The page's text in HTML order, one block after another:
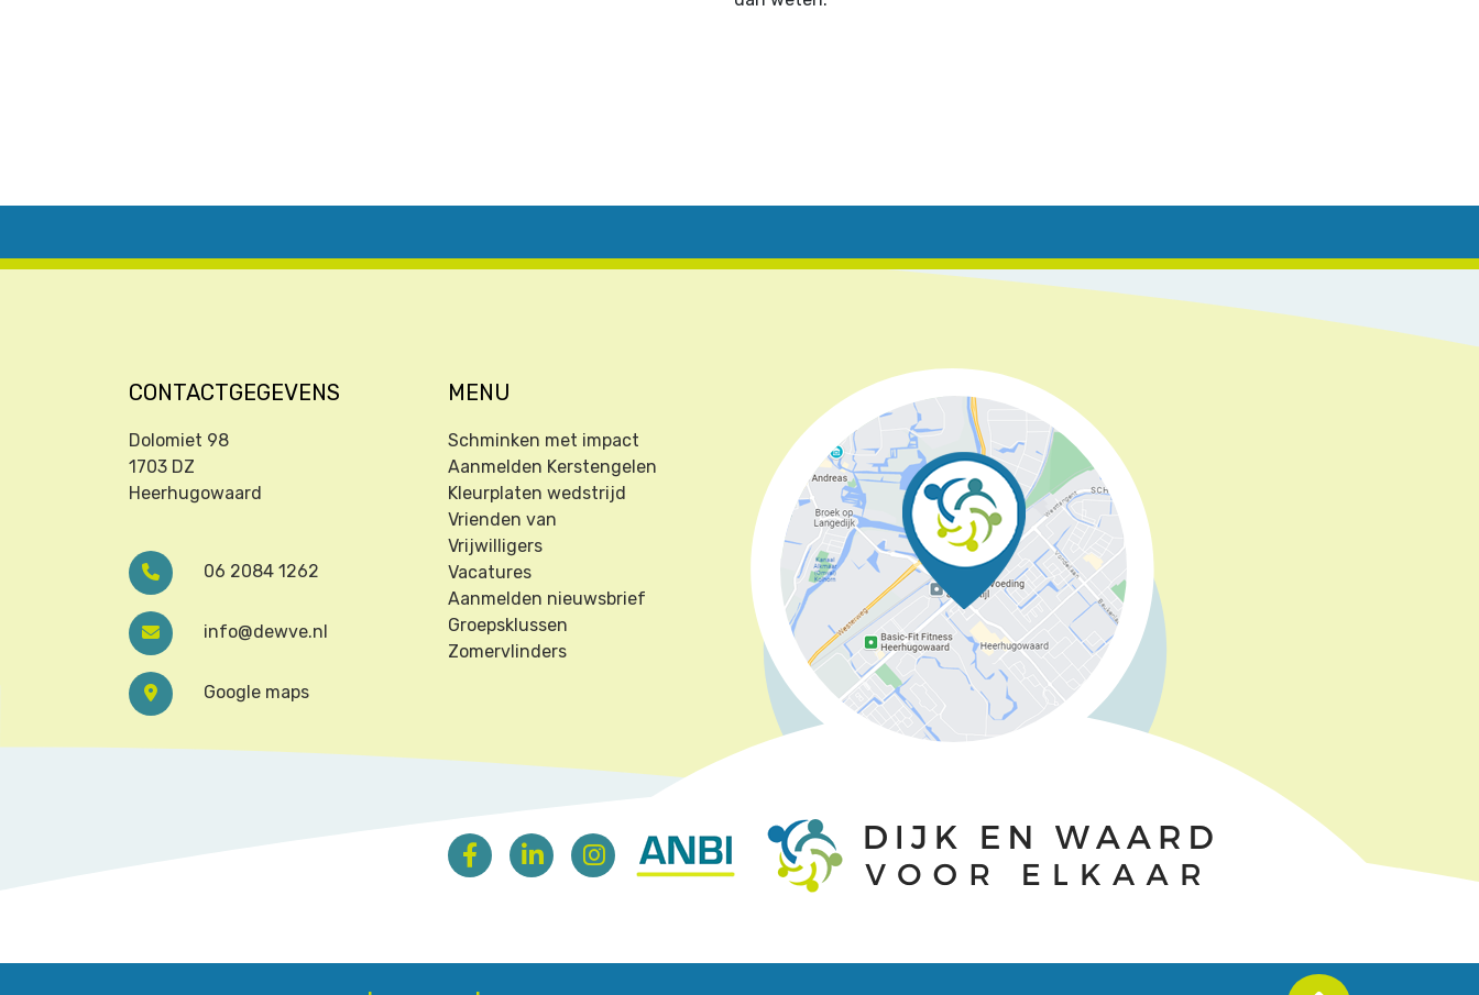
CONTACTGEGEVENS
Dolomiet 98
1703 DZ
Heerhugowaard
06 2084 1262
info@dewve.nl
Google maps
MENU
Schminken met impact
Aanmelden Kerstengelen
Kleurplaten wedstrijd
Vrienden van
Vrijwilligers
Vacatures
Aanmelden nieuwsbrief
Groepsklussen
Zomervlinders